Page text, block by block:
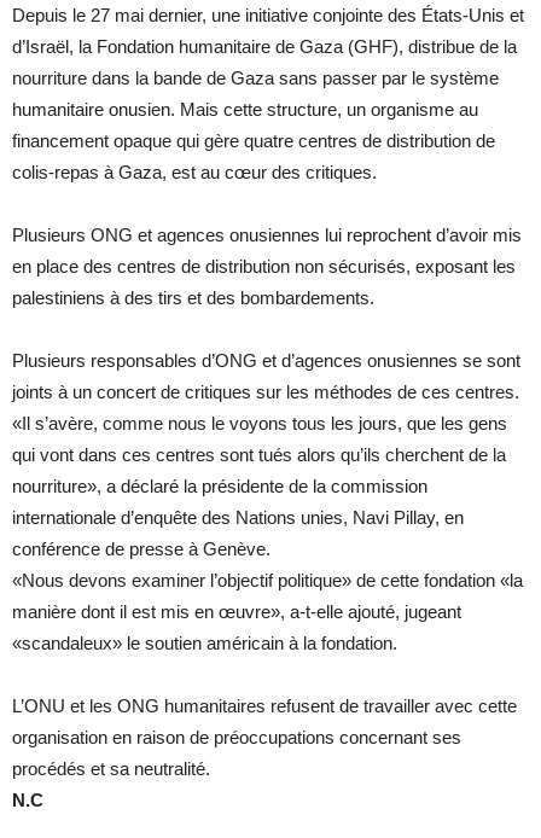
Depuis le 27 mai dernier, une initiative conjointe des États-Unis et
d’Israël, la Fondation humanitaire de Gaza (GHF), distribue de la
nourriture dans la bande de Gaza sans passer par le système
humanitaire onusien. Mais cette structure, un organisme au
financement opaque qui gère quatre centres de distribution de
colis-repas à Gaza, est au cœur des critiques.
Plusieurs ONG et agences onusiennes lui reprochent d’avoir mis
en place des centres de distribution non sécurisés, exposant les
palestiniens à des tirs et des bombardements.
Plusieurs responsables d’ONG et d’agences onusiennes se sont
joints à un concert de critiques sur les méthodes de ces centres.
«Il s’avère, comme nous le voyons tous les jours, que les gens
qui vont dans ces centres sont tués alors qu’ils cherchent de la
nourriture», a déclaré la présidente de la commission
internationale d’enquête des Nations unies, Navi Pillay, en
conférence de presse à Genève.
«Nous devons examiner l’objectif politique» de cette fondation «la
manière dont il est mis en œuvre», a-t-elle ajouté, jugeant
«scandaleux» le soutien américain à la fondation.
L’ONU et les ONG humanitaires refusent de travailler avec cette
organisation en raison de préoccupations concernant ses
procédés et sa neutralité.
N.C